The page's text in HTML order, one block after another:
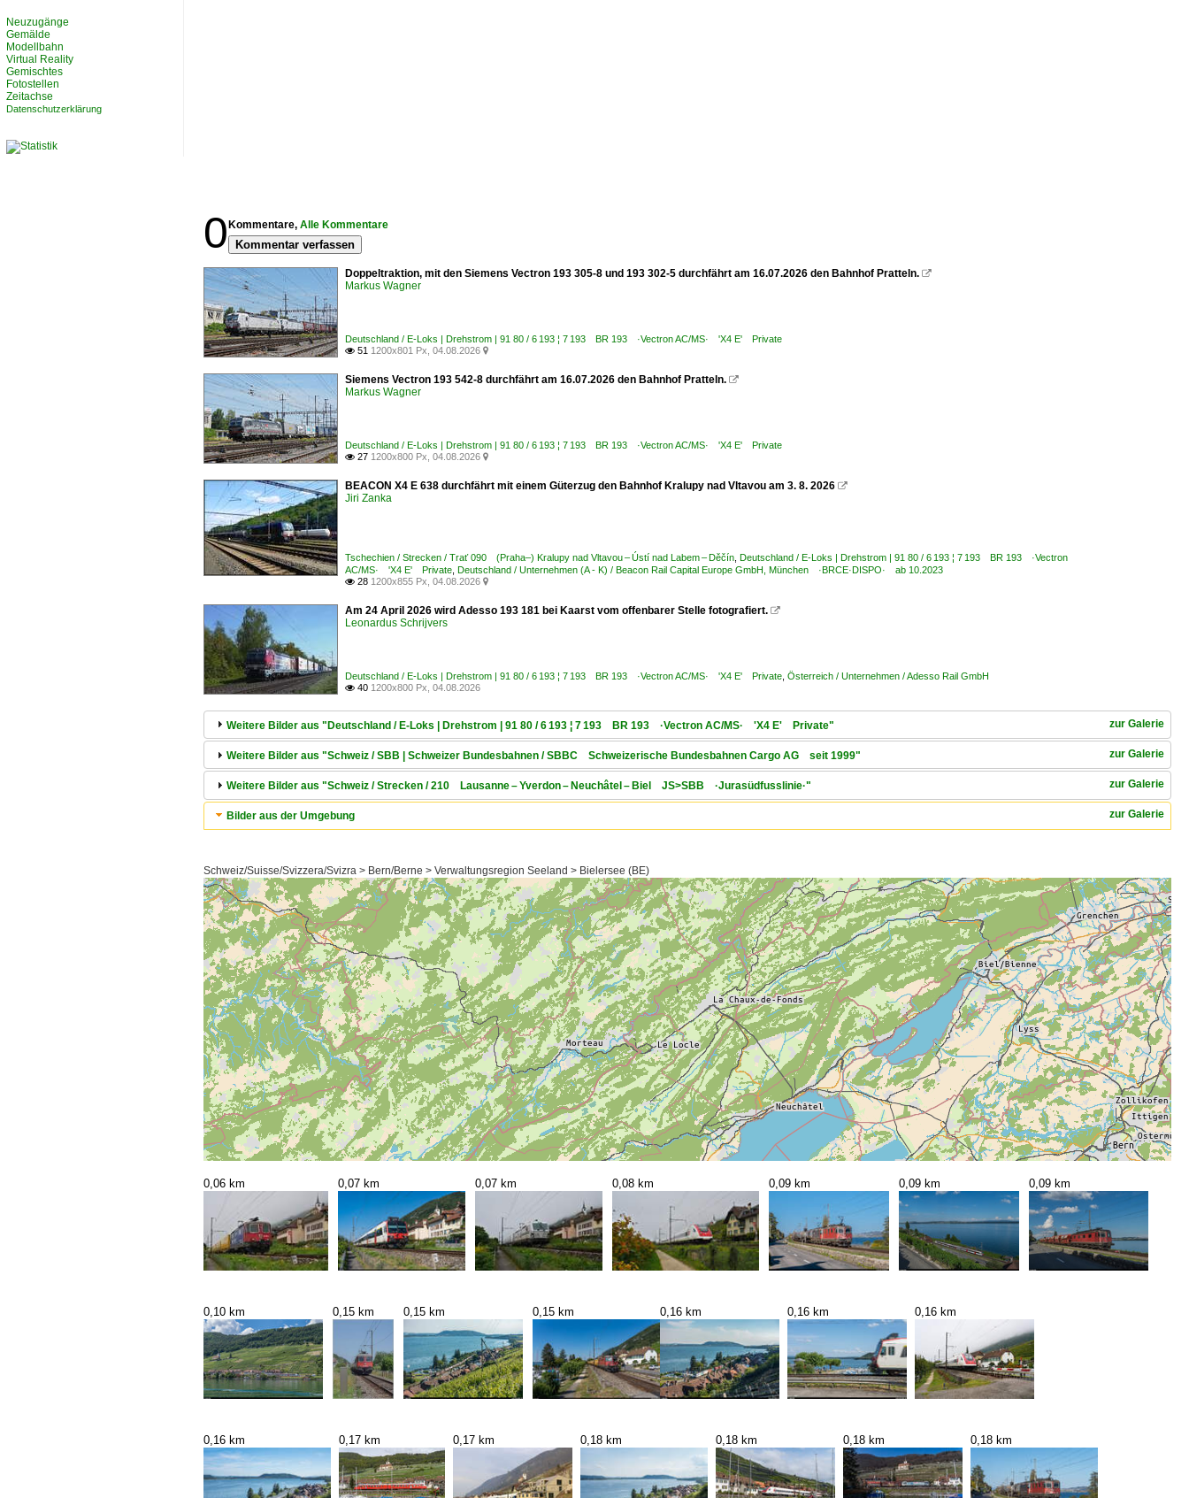
0 Kommentare, Alle Kommentare
Kommentar verfassen
Doppeltraktion, mit den Siemens Vectron 193 305-8 und 193 302-5 durchfährt am 16.07.2026 den Bahnhof Pratteln. 
Markus Wagner
Deutschland / E-Loks | Drehstrom | 91 80 / 6 193 ¦ 7 193 BR 193 ·Vectron AC/MS· 'X4 E' Private
 51 1200x801 Px, 04.08.2026 
Siemens Vectron 193 542-8 durchfährt am 16.07.2026 den Bahnhof Pratteln. 
Markus Wagner
Deutschland / E-Loks | Drehstrom | 91 80 / 6 193 ¦ 7 193 BR 193 ·Vectron AC/MS· 'X4 E' Private
 27 1200x800 Px, 04.08.2026 
BEACON X4 E 638 durchfährt mit einem Güterzug den Bahnhof Kralupy nad Vltavou am 3. 8. 2026 
Jiri Zanka
Tschechien / Strecken / Trať 090 (Praha–) Kralupy nad Vltavou – Ústí nad Labem – Děčín Deutschland / E-Loks | Drehstrom | 91 80 / 6 193 ¦ 7 193 BR 193 ·Vectron
AC/MS· 'X4 E' Private Deutschland / Unternehmen (A - K) / Beacon Rail Capital Europe GmbH, München ·BRCE·DISPO· ab 10.2023
 28 1200x855 Px, 04.08.2026 
Am 24 April 2026 wird Adesso 193 181 bei Kaarst vom offenbarer Stelle fotografiert. 
Leonardus Schrijvers
Deutschland / E-Loks | Drehstrom | 91 80 / 6 193 ¦ 7 193 BR 193 ·Vectron AC/MS· 'X4 E' Private Österreich / Unternehmen / Adesso Rail GmbH
 40 1200x800 Px, 04.08.2026
zur Galerie
Weitere Bilder aus "Deutschland / E-Loks | Drehstrom | 91 80 / 6 193 ¦ 7 193 BR 193 ·Vectron AC/MS· 'X4 E' Private"
zur Galerie
Weitere Bilder aus "Schweiz / SBB | Schweizer Bundesbahnen / SBBC Schweizerische Bundesbahnen Cargo AG seit 1999"
zur Galerie
Weitere Bilder aus "Schweiz / Strecken / 210 Lausanne – Yverdon – Neuchâtel – Biel JS>SBB ·Jurasüdfusslinie·"
zur Galerie
Bilder aus der Umgebung
Schweiz/Suisse/Svizzera/Svizra > Bern/Berne > Verwaltungsregion Seeland > Bielersee (BE)
0,06 km 0,07 km 0,07 km 0,08 km 0,09 km 0,09 km 0,09 km
0,10 km 0,15 km 0,15 km 0,15 km 0,16 km 0,16 km 0,16 km
0,16 km 0,17 km 0,17 km 0,18 km 0,18 km 0,18 km 0,18 km
Neuzugänge
Gemälde
Modellbahn
Virtual Reality
Gemischtes
Fotostellen
Zeitachse
Datenschutzerklärung